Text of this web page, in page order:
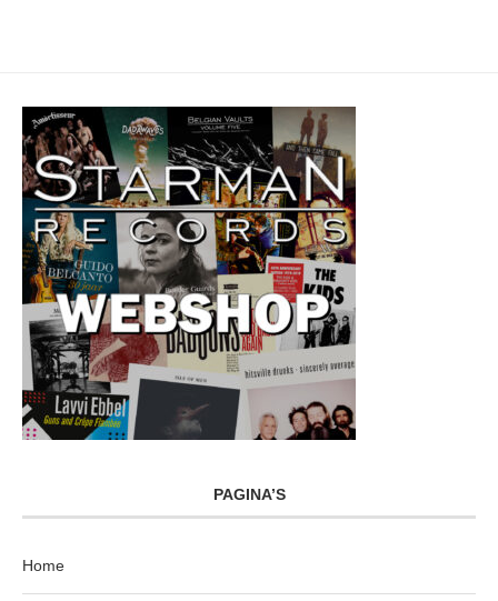
PAGINA’S
Home